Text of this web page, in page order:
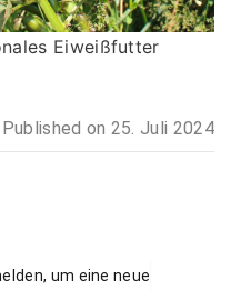
Eiweißfutter
Published on 25. Juli 2024
um eine neue